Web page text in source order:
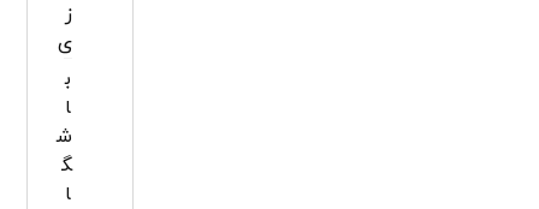
ز
ی
ب
ا
ش
گ
ا